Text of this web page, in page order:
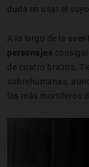
duda en usar el
A lo largo de la
personajes
de cuatro brazos.
sobrehumanas,
los más mortíferos